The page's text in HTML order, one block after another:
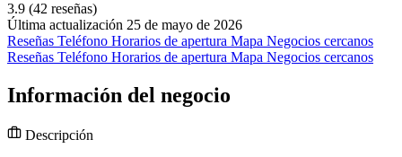
3.9 (42 reseñas)
Última actualización 25 de mayo de 2026
Reseñas Teléfono Horarios de apertura Mapa Negocios cercanos
Reseñas Teléfono Horarios de apertura Mapa Negocios cercanos
Información del negocio
Descripción